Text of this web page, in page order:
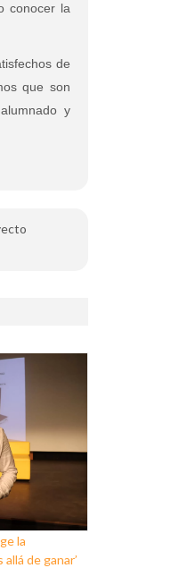
conocer la
de
que son
y
la
de ganar’